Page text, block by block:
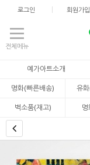
로그인 회원가입
전체메뉴
예가아트소개
명화(빠른배송)
유
벽소품(재고)